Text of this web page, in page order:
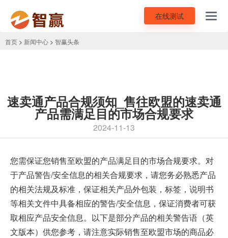
在线测试
首页 > 新闻中心 > 智赢头条
速卖通产品合规须知_售往欧盟的速卖通
产品需满足目的市场合规要求
2024-11-13
您需保证您销售至欧盟的产品满足目的市场合规要求。对
于产品警告/安全信息的相关合规要求，请您务必熟悉产品
的相关法规及标准，保证相关产品外包装，标签，说明书
等相关文件中具备相应的警告/安全信息，保证消费者可获
取相应产品安全信息。以下是部分产品的相关警告语（英
文版本）供您参考，请注意实际销售至欧盟市场的商品必